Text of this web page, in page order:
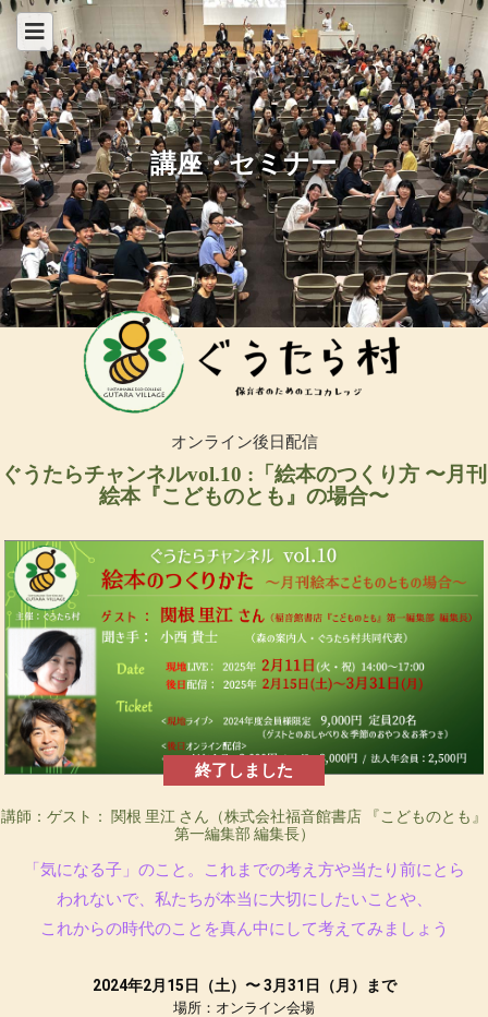
講座・セミナー
オンライン後日配信
ぐうたらチャンネルvol.10 :「絵本のつくり方 〜月刊
絵本『こどものとも』の場合〜
終了しました
講師：ゲスト： 関根 里江 さん（株式会社福音館書店 『こどものとも』
第一編集部 編集長）
「気になる子」のこと。これまでの考え方や当たり前にとら
われないで、私たちが本当に大切にしたいことや、
これからの時代のことを真ん中にして考えてみましょう
2024年2月15日（土）〜 3月31日（月）まで
場所：オンライン会場